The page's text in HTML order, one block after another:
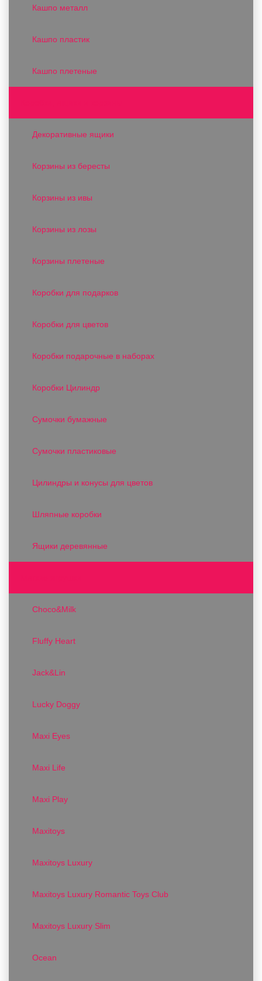
Кашпо металл
Кашпо пластик
Кашпо плетеные
Декоративные ящики
Корзины из бересты
Корзины из ивы
Корзины из лозы
Корзины плетеные
Коробки для подарков
Коробки для цветов
Коробки подарочные в наборах
Коробки Цилиндр
Сумочки бумажные
Сумочки пластиковые
Цилиндры и конусы для цветов
Шляпные коробки
Ящики деревянные
Choco&Milk
Fluffy Heart
Jack&Lin
Lucky Doggy
Maxi Eyes
Maxi Life
Maxi Play
Maxitoys
Maxitoys Luxury
Maxitoys Luxury Romantic Toys Club
Maxitoys Luxury Slim
Ocean